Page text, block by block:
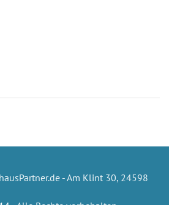
- Am Klint 30, 24598